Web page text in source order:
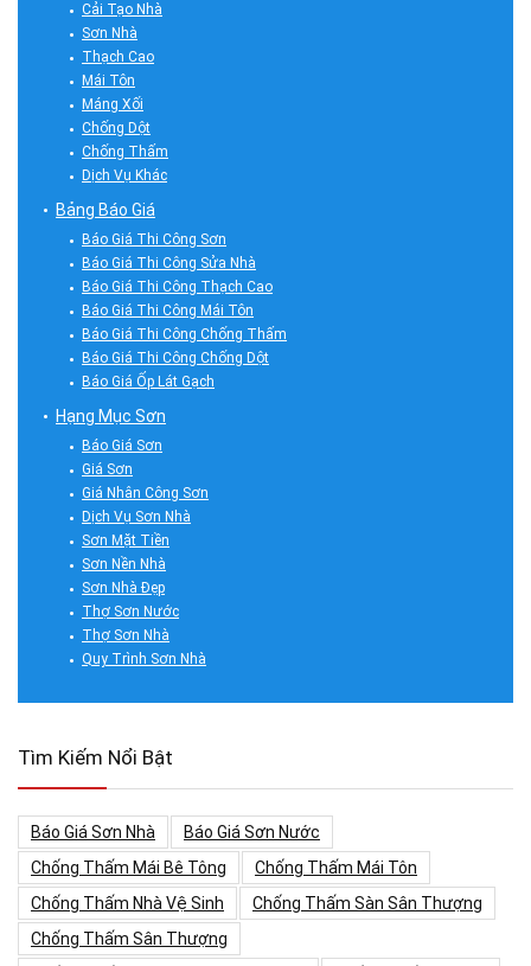
Cải Tạo Nhà
Sơn Nhà
Thạch Cao
Mái Tôn
Máng Xối
Chống Dột
Chống Thấm
Dịch Vụ Khác
Bảng Báo Giá
Báo Giá Thi Công Sơn
Báo Giá Thi Công Sửa Nhà
Báo Giá Thi Công Thạch Cao
Báo Giá Thi Công Mái Tôn
Báo Giá Thi Công Chống Thấm
Báo Giá Thi Công Chống Dột
Báo Giá Ốp Lát Gạch
Hạng Mục Sơn
Báo Giá Sơn
Giá Sơn
Giá Nhân Công Sơn
Dịch Vụ Sơn Nhà
Sơn Mặt Tiền
Sơn Nền Nhà
Sơn Nhà Đẹp
Thợ Sơn Nước
Thợ Sơn Nhà
Quy Trình Sơn Nhà
Tìm Kiếm Nổi Bật
Báo Giá Sơn Nhà
Báo Giá Sơn Nước
Chống Thấm Mái Bê Tông
Chống Thấm Mái Tôn
Chống Thấm Nhà Vệ Sinh
Chống Thấm Sàn Sân Thượng
Chống Thấm Sân Thượng